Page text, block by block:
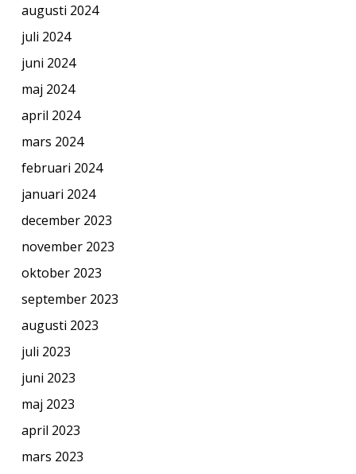
augusti 2024
juli 2024
juni 2024
maj 2024
april 2024
mars 2024
februari 2024
januari 2024
december 2023
november 2023
oktober 2023
september 2023
augusti 2023
juli 2023
juni 2023
maj 2023
april 2023
mars 2023